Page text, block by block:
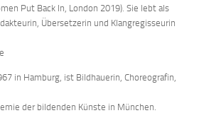
Put Back In, London 2019). Sie lebt als
Übersetzerin und Klangregisseurin
in Hamburg, ist Bildhauerin, Choreografin,
der bildenden Künste in München.